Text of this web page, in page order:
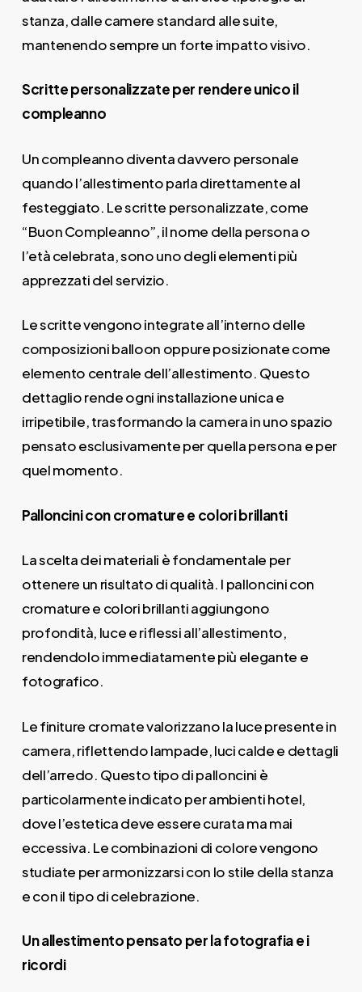
stanza, dalle camere standard alle suite,
mantenendo sempre un forte impatto visivo.
Scritte personalizzate per rendere unico il
compleanno
Un compleanno diventa davvero personale
quando l’allestimento parla direttamente al
festeggiato. Le scritte personalizzate, come
“Buon Compleanno”, il nome della persona o
l’età celebrata, sono uno degli elementi più
apprezzati del servizio.
Le scritte vengono integrate all’interno delle
composizioni balloon oppure posizionate come
elemento centrale dell’allestimento. Questo
dettaglio rende ogni installazione unica e
irripetibile, trasformando la camera in uno spazio
pensato esclusivamente per quella persona e per
quel momento.
Palloncini con cromature e colori brillanti
La scelta dei materiali è fondamentale per
ottenere un risultato di qualità. I palloncini con
cromature e colori brillanti aggiungono
profondità, luce e riflessi all’allestimento,
rendendolo immediatamente più elegante e
fotografico.
Le finiture cromate valorizzano la luce presente in
camera, riflettendo lampade, luci calde e dettagli
dell’arredo. Questo tipo di palloncini è
particolarmente indicato per ambienti hotel,
dove l’estetica deve essere curata ma mai
eccessiva. Le combinazioni di colore vengono
studiate per armonizzarsi con lo stile della stanza
e con il tipo di celebrazione.
Un allestimento pensato per la fotografia e i
ricordi